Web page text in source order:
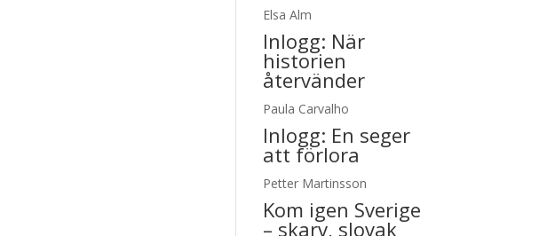
Elsa Alm
Inlogg: När
historien
återvänder
Paula Carvalho
Inlogg: En seger
att förlora
Petter Martinsson
Kom igen Sverige
– skarv, slovak